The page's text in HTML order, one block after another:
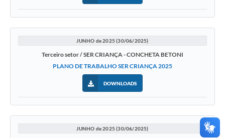
JUNHO de 2025 (30/06/2025)
Terceiro setor / SER CRIANÇA - CONCHETA BETONI
PLANO DE TRABALHO SER CRIANÇA 2025
DOWNLOADS
JUNHO de 2025 (30/06/2025)